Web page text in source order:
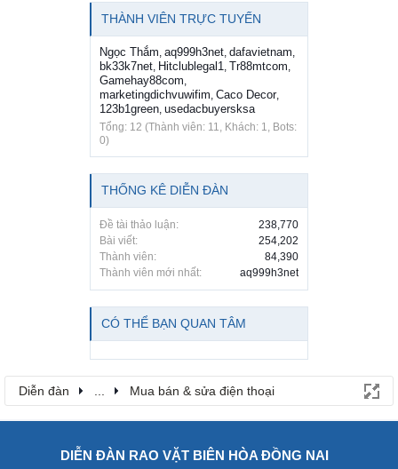
THÀNH VIÊN TRỰC TUYẾN
Ngọc Thắm aq999h3net dafavietnam
bk33k7net Hitclublegal1 Tr88mtcom
Gamehay88com
marketingdichvuwifim Caco Decor,
123b1green usedacbuyersksa
Tổng: 12 (Thành viên: 11, Khách: 1, Bots:
0)
THỐNG KÊ DIỄN ĐÀN
Đề tài thảo luận:
238,770
Bài viết:
254,202
Thành viên:
84,390
Thành viên mới nhất:
aq999h3net
CÓ THỂ BẠN QUAN TÂM
Diễn đàn Mua bán & sửa điện thoại
DIỄN ĐÀN RAO VẶT BIÊN HÒA ĐỒNG NAI